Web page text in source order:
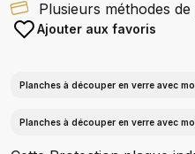
Plusieurs méthodes de
Ajouter aux favoris
Planches à découper en verre avec
Planches à découper en verre avec